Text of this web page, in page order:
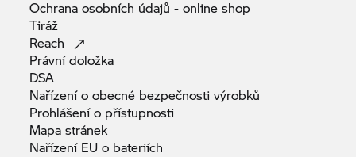
Ochrana osobních údajů - onlineshop
Tiráž
Reach
Právnídoložka
DSA
Nařízení o obecné bezpečnostivýrobků
Prohlášení o přístupnosti
Mapastránek
Nařízení EU o bateriích